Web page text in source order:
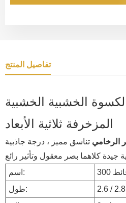
تفاصيل المنتج
الخشبية الخشبية
المزخرفة ثلاثية الأبعاد
الرخامي تناسق مميز ، درجة جاذبية
اسم:
طول: